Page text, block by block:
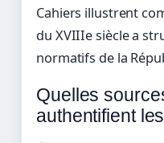
Cahiers illustrent
du XVIIIe siècle a
normatifs de la
Quelles
authentifient